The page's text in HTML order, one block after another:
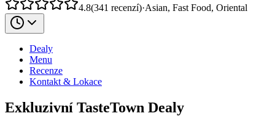
4.8(341 recenzí)·Asian, Fast Food, Oriental
Dealy
Menu
Recenze
Kontakt & Lokace
Exkluzivní TasteTown Dealy